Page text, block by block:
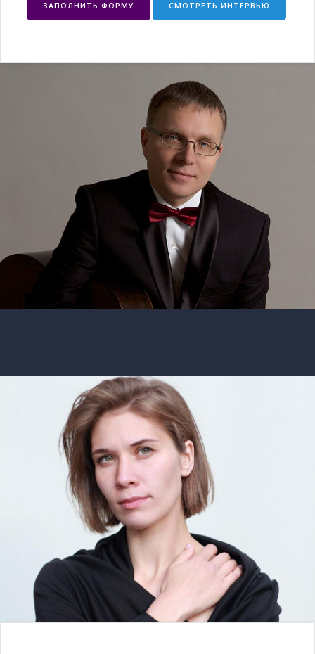
ЗАПОЛНИТЬ ФОРМУ СМОТРЕТЬ ИНТЕРВЬЮ